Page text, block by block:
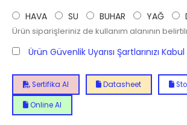
HAVA SU BUHAR YAĞ
Ürün siparişleriniz de kullanım alanının
Ürün Güvenlik Uyarısı Şartlarınızı
Sertifika Al Datasheet
Online Al